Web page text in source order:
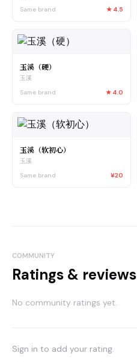
Same brand
★ 4.5
玉溪（硬）
玉溪
Same brand
★ 4.0
玉溪（软初心）
玉溪
Same brand
¥20
COMMUNITY
Ratings & reviews
No community ratings yet.
Sign in to add your rating.